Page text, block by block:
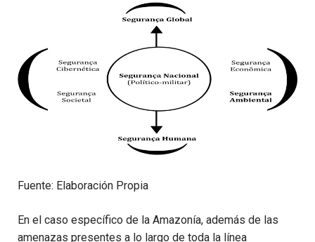
Fuente: Elaboración Propia
En el caso específico de la Amazonía, además de las
amenazas presentes a lo largo de toda la línea